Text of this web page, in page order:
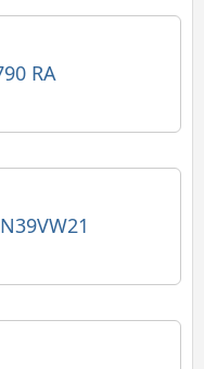
RA